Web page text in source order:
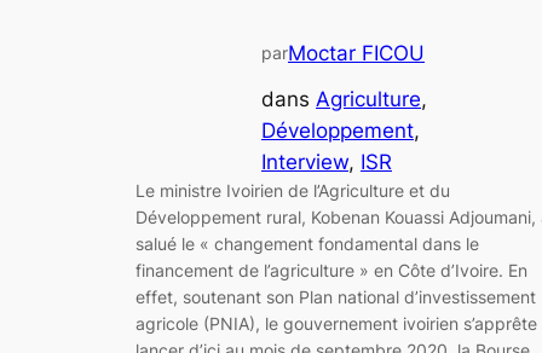
parMoctar FICOU
dans Agriculture
Développement
Interview, ISR
Le ministre Ivoirien de l’Agriculture et du
Développement rural, Kobenan Kouassi Adjoumani,
salué le « changement fondamental dans le
financement de l’agriculture » en Côte d’Ivoire. En
effet, soutenant son Plan national d’investissement
agricole (PNIA), le gouvernement ivoirien s’apprête